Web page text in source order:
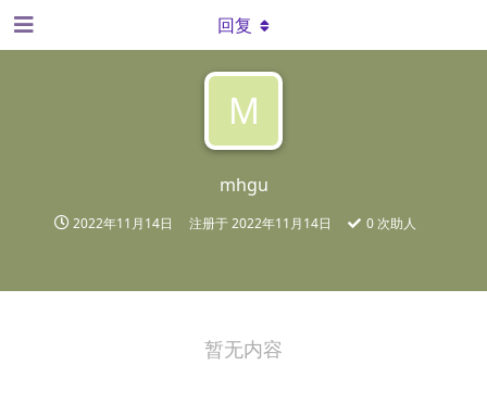
M
mhgu
2022年11月14日 注册于2022年11月14日 0 次助人
回复
暂无内容